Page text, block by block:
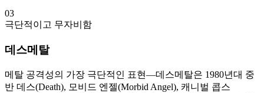
03
극단적이고 무자비함
데스메탈
메탈 공격성의 가장 극단적인 표현—데스메탈은 1980년대 중
반 데스(Death), 모비드 엔젤(Morbid Angel), 캐니벌 콥스